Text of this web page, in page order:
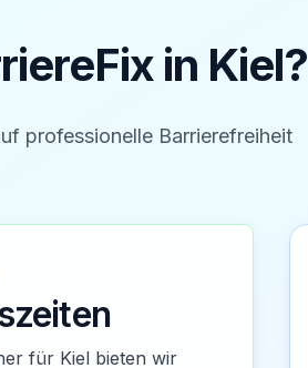
in Kiel?
professionelle Barrierefreiheit
für Kiel bieten wir